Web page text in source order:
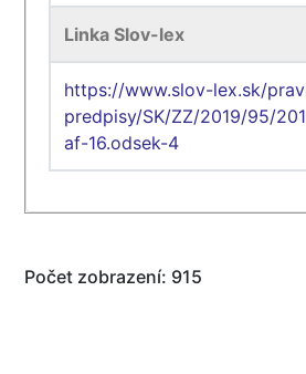
Linka Slov-lex
https://www.slov-lex.sk/
predpisy/SK/ZZ/2019/95/
af-16.odsek-4
Počet zobrazení: 915